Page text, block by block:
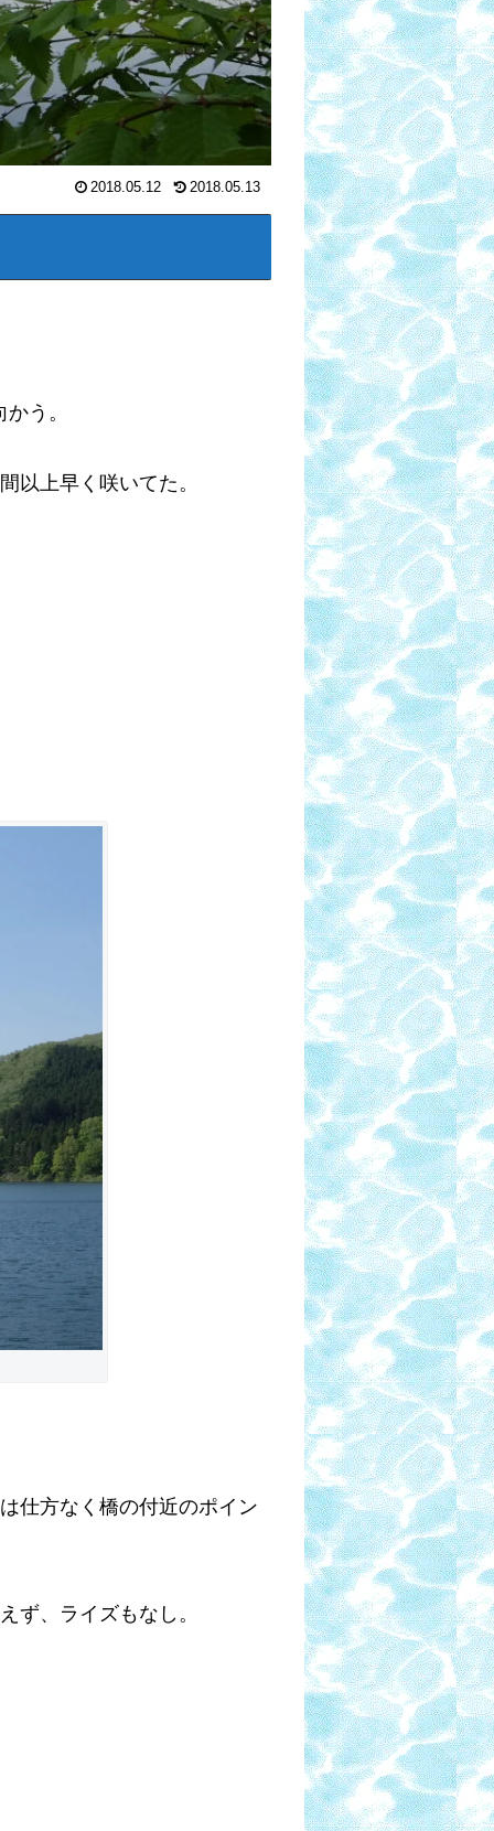
2018.05.12 2018.05.13
う。
以上早く咲いてた。
仕方なく橋の付近のポイン
ず、ライズもなし。